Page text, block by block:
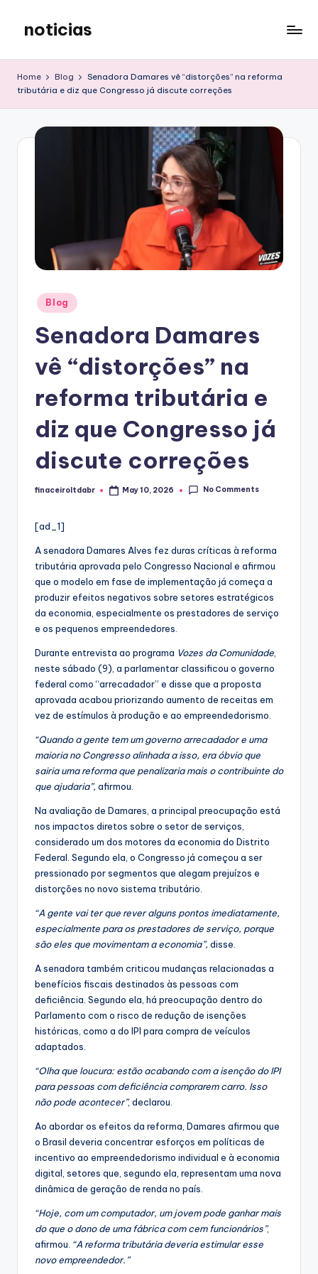
content
noticias
Home Blog
Senadora Damares vê “distorções” na reforma
tributária e diz que Congresso já discute correções
Posted
in
Blog
Senadora Damares
vê “distorções” na
reforma tributária e
diz que Congresso já
discute correções
Posted
finaceiroltdabr May 10, 2026 No Comments
[ad_1]
A senadora Damares Alves fez duras críticas à reforma
tributária aprovada pelo Congresso Nacional e afirmou
que o modelo em fase de implementação já começa a
produzir efeitos negativos sobre setores estratégicos
da economia, especialmente os prestadores de serviço
e os pequenos empreendedores.
Durante entrevista ao programa Vozes da Comunidade,
neste sábado (9), a parlamentar classificou o governo
federal como “arrecadador” e disse que a proposta
aprovada acabou priorizando aumento de receitas em
vez de estímulos à produção e ao empreendedorismo.
“Quando a gente tem um governo arrecadador e uma
maioria no Congresso alinhada a isso, era óbvio que
sairia uma reforma que penalizaria mais o contribuinte do
que ajudaria”, afirmou.
Na avaliação de Damares, a principal preocupação está
nos impactos diretos sobre o setor de serviços,
considerado um dos motores da economia do Distrito
Federal. Segundo ela, o Congresso já começou a ser
pressionado por segmentos que alegam prejuízos e
distorções no novo sistema tributário.
“A gente vai ter que rever alguns pontos imediatamente,
especialmente para os prestadores de serviço, porque
são eles que movimentam a economia”, disse.
A senadora também criticou mudanças relacionadas a
benefícios fiscais destinados às pessoas com
deficiência. Segundo ela, há preocupação dentro do
Parlamento com o risco de redução de isenções
históricas, como a do IPI para compra de veículos
adaptados.
“Olha que loucura: estão acabando com a isenção do IPI
para pessoas com deficiência comprarem carro. Isso
não pode acontecer”, declarou.
Ao abordar os efeitos da reforma, Damares afirmou que
o Brasil deveria concentrar esforços em políticas de
incentivo ao empreendedorismo individual e à economia
digital, setores que, segundo ela, representam uma nova
dinâmica de geração de renda no país.
“Hoje, com um computador, um jovem pode ganhar mais
do que o dono de uma fábrica com cem funcionários”,
afirmou. “A reforma tributária deveria estimular esse
novo empreendedor.”